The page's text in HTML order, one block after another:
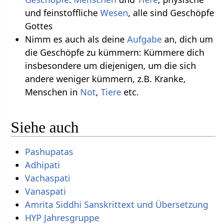
und feinstoffliche Wesen, alle sind Geschöpfe
Gottes
Nimm es auch als deine Aufgabean, dich um
die Geschöpfe zu kümmern: Kümmere dich
insbesondere um diejenigen, um die sich
andere weniger kümmern, z.B. Kranke,
Menschen in Not, Tiereetc.
Siehe auch
Pashupatas
Adhipati
Vachaspati
Vanaspati
Amrita Siddhi Sanskrittext und Übersetzung
HYP Jahresgruppe